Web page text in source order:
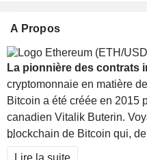
A Propos
La pionnière des contrats
cryptomonnaie en matière
Bitcoin a été créée en 2015
canadien Vitalik Buterin.
blockchain de Bitcoin qui,
vouée à réaliser des
...
Lire la suite